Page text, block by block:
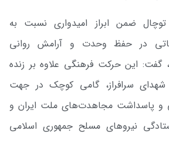
توچال ضمن ابراز امیدواری نسبت به
در حفظ وحدت و آرامش روانی
گفت: این حرکت فرهنگی علاوه بر زنده
شهدای سرافراز، گامی کوچک در جهت
و پاسداشت مجاهدت‌های ملت ایران و
نیروهای مسلح جمهوری اسلامی